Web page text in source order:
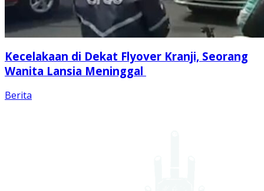
Kecelakaan di Dekat Flyover Kranji, Seorang
Wanita Lansia Meninggal
Berita